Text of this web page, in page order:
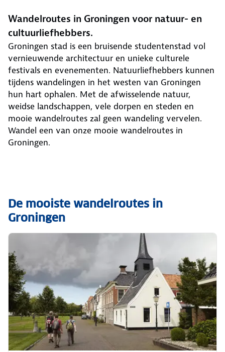
Wandelroutes in Groningen voor natuur- en
cultuurliefhebbers.
Groningen stad is een bruisende studentenstad vol
vernieuwende architectuur en unieke culturele
festivals en evenementen. Natuurliefhebbers kunnen
tijdens wandelingen in het westen van Groningen
hun hart ophalen. Met de afwisselende natuur,
weidse landschappen, vele dorpen en steden en
mooie wandelroutes zal geen wandeling vervelen.
Wandel een van onze mooie wandelroutes in
Groningen.
De mooiste wandelroutes in
Groningen